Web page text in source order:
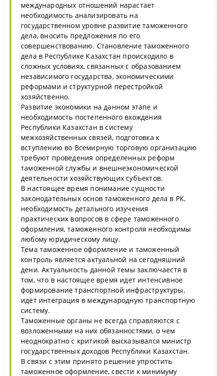
международных отношений нарастает
необходимость анализировать на
государственном уровне развитие таможенного
дела, вносить предложения по его
совершенствованию. Становление таможенного
дела в Республике Казахстан происходило в
сложных условиях, связанных с образованием
независимого государства, экономическими
реформами и структурной перестройкой
хозяйственно.
Развитие экономики на данном этапе и
необходимость постепенного вхождения
Республики Казахстан в систему
межхозяйственных связей, подготовка к
вступлению во Всемирную торговую организацию
требуют проведения определенных реформ
таможенной службы и внешнеэкономической
деятельности хозяйствующих субъектов.
В настоящее время понимание сущности
законодательных основ таможенного дела в РК,
необходимость детального изучения
практических вопросов в сфере таможенного
оформления, таможенного контроля необходимы
любому юридическому лицу.
Тема таможенное оформление и таможенный
контроль является актуальной на сегодняшний
дени. Актуальность данной темы заключаестя в
том, что в настоящее время идет интенсивное
формирование транспортной инфраструктуры,
идет интеграция в международную транспортную
систему.
Таможенные органы не всегда справляются с
возложенными на них обязанностями, о чем
неоднократно с критикой высказывался министр
государственных доходов Республики Казахстан.
В связи с этим принято решение упростить
таможенное оформление, свести к минимуму